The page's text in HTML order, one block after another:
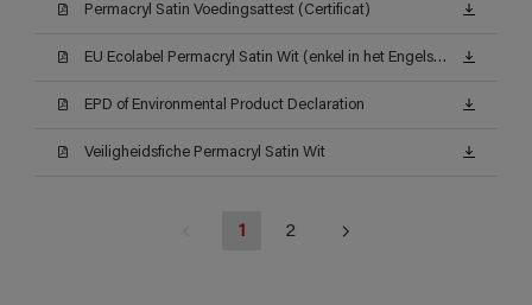
Permacryl Satin Voedingsattest (Certificat)
EU Ecolabel Permacryl Satin Wit (enkel in het Engels beschikbaar)
EPD of Environmental Product Declaration
Veiligheidsfiche Permacryl Satin Wit
1 2